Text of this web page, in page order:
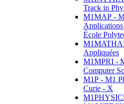
Track in
M1MAP -
Applications
École
Appliquées
M1MPRI -
Computer
M1P - M1
Curie - X